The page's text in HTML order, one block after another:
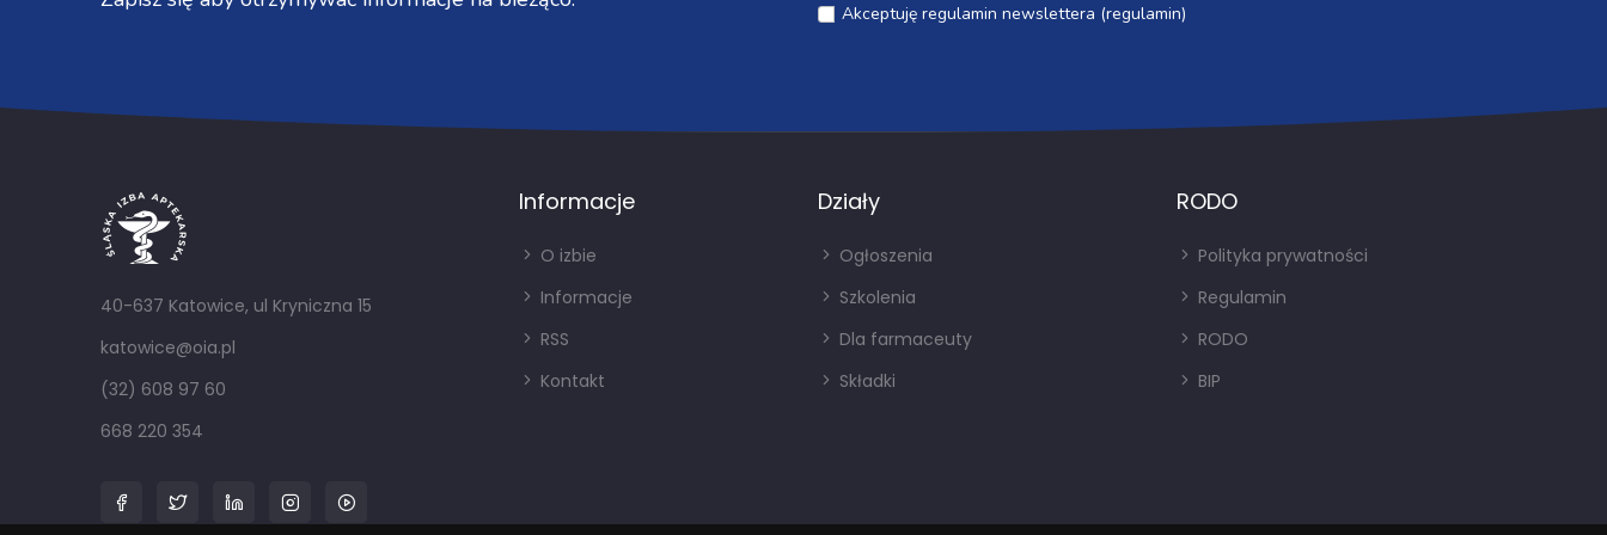
Akceptuję regulamin newslettera (regulamin)
40-637 Katowice, ul Kryniczna 15
katowice@oia.pl
(32) 608 97 60
668 220 354
Informacje
O izbie
Informacje
RSS
Kontakt
Działy
Ogłoszenia
Szkolenia
Dla farmaceuty
Składki
RODO
Polityka prywatności
Regulamin
RODO
BIP